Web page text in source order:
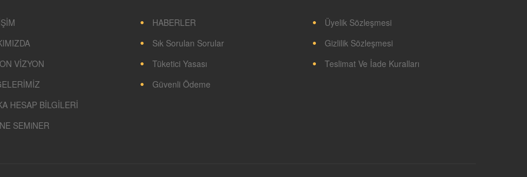
VİZYON
HESAP BİLGİLERİ
SEMiNER
HABERLER
Sık Sorulan Sorular
Tüketici Yasası
Güvenli Ödeme
Üyelik Sözleşmesi
Gizlilik Sözleşmesi
Teslimat Ve İade Kuralları